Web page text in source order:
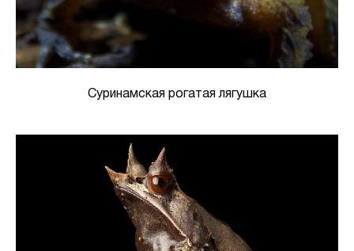
Суринамская рогатая лягушка